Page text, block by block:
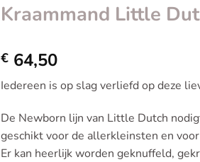
Kraammand Little
€ 64,50
Iedereen is op slag verliefd op deze
De Newborn lijn van Little Dutch
geschikt voor de allerkleinsten en
Er kan heerlijk worden geknuffeld,